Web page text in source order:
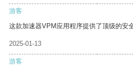
游客
这款加速器VPM应用程序提供了顶级的安
2025-01-13
游客